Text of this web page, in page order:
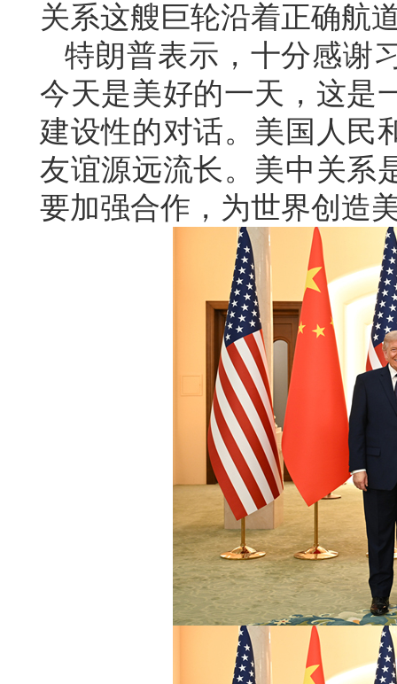
关系这艘巨轮沿着正确航
特朗普表示，十分感谢
今天是美好的一天，这是
建设性的对话。美国人民
友谊源远流长。美中关系
要加强合作，为世界创造